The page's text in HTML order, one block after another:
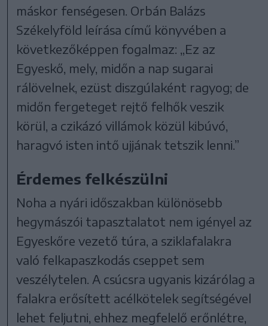
máskor fenségesen. Orbán Balázs
Székelyföld leírása című könyvében a
következőképpen fogalmaz: „Ez az
Egyeskő, mely, midőn a nap sugarai
rálövelnek, ezüst diszgúlaként ragyog; de
midőn fergeteget rejtő felhők veszik
körül, a czikázó villámok közül kibúvó,
haragvó isten intő ujjának tetszik lenni.”
Érdemes felkészülni
Noha a nyári időszakban különösebb
hegymászói tapasztalatot nem igényel az
Egyeskőre vezető túra, a sziklafalakra
való felkapaszkodás cseppet sem
veszélytelen. A csúcsra ugyanis kizárólag a
falakra erősített acélkötelek segítségével
lehet feljutni, ehhez megfelelő erőnlétre,